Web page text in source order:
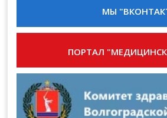
МЫ
ПОРТАЛ